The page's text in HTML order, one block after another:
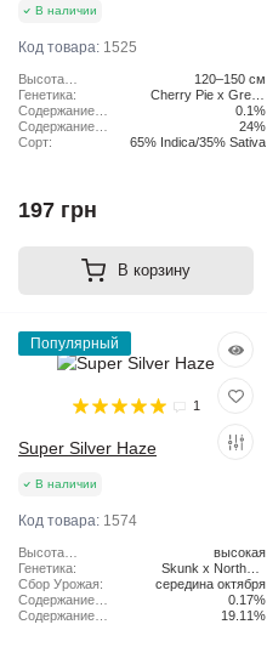
В наличии
Код товара: 1525
Высота
растения:
120–150 см
Генетика:
Cherry Pie x Green
Scout Cookies
Содержание
CBD:
0.1%
Содержание
ТГК:
24%
Сорт:
65% Indica/35% Sativa
197 грн
В корзину
Популярный
1
Super Silver Haze
В наличии
Код товара: 1574
Высота
растения:
высокая
Генетика:
Skunk x Northern
Lights x Haze
Сбор Урожая:
середина октября
Содержание
CBD:
0.17%
Содержание
19.11%